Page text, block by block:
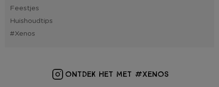
Feestjes
Huishoudtips
#Xenos
ONTDEK HET MET #XENOS